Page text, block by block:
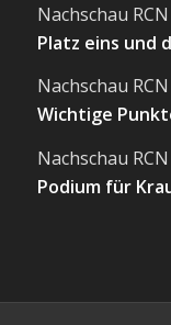
Nachschau
Platz eins und
Nachschau
Wichtige
Nachschau
Podium für